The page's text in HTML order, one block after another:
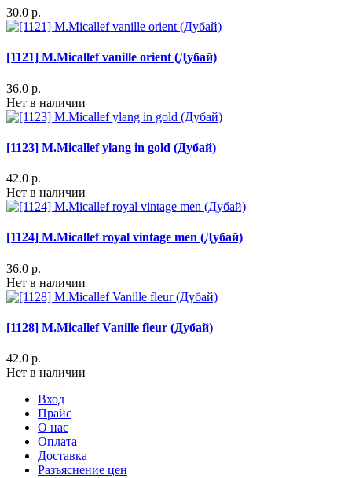
30.0 р.
[1121] M.Micallef vanille orient (Дубай)
36.0 р.
Нет в наличии
[1123] M.Micallef ylang in gold (Дубай)
42.0 р.
Нет в наличии
[1124] M.Micallef royal vintage men (Дубай)
36.0 р.
Нет в наличии
[1128] M.Micallef Vanille fleur (Дубай)
42.0 р.
Нет в наличии
Вход
Прайс
О нас
Оплата
Доставка
Разъяснение цен